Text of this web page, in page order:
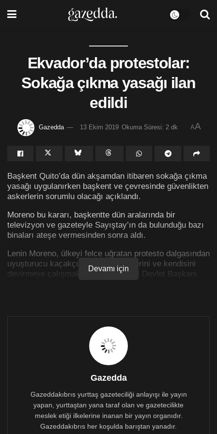
Ekvador’da protestolar:
Sokağa çıkma yasağı ilan
edildi
Gazedda 13 Ekim 2019 Okuma Süresi: 2 dk AA
Başkent Quito’da dün akşamdan itibaren sokağa çıkma
yasağı uygulanırken başkent ve çevresinde güvenlikten
askerlerin sorumlu olacağı açıklandı.
Moreno bu kararı, başkentte dün aralarında bir
televizyon ve gazeteyle Sayıştay’ın da bulunduğu bazı
binaları ateşe vermesinden sonra aldı.
Lenin Moreno, ülkeyi felce uğratan protesto dalgasından
uyuşturucu kaçakçılarını, suç çetelerini ve kendisini
devirmeye çalışmakla suçladığı eski Devlet Başkanı
başvurması iki siyasetçinin arasını açmıştı.
Ekvador Devlet Başkanı, binalara saldıran ve
yağmalama olaylarına girişen maskeli protestocuların
10 gündür yakıt fiyatlarına karşı eylemler yapan yerli
gruplarla bağlantısı olmadığını söyledi.
Yerlilerin liderleri, dün kemer sıkma önlemleri
konusunda hükümetle görüşmeler yapmayı kabul
Devamı için
Gazedda
Gazeddakıbrıs yurttaş gazeteciliği anlayışı ile yayın
yapan, yurttaştan yana taraf olan ve gazetecilikte
meslek etiği ilkelerine inanan bir yayın organıdır.
Gazeddakıbrıs her koşulda barıştan yanadır.